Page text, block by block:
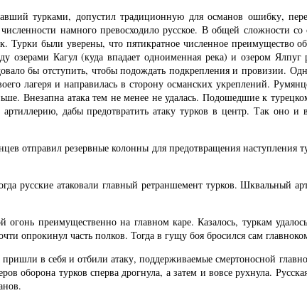
турками, допустил традиционную для османов ошибку,
намного превосходило русское. В общей сложности
Турки были уверены, что пятикратное численное
озерами Кагул (куда впадает одноименная река) и озером
бы отступить, чтобы подождать подкрепления и провизии.
лагеря и направилась в сторону османских укреплений.
Внезапна атака тем не менее не удалась. Подошедшие к
дабы предотвратить атаку турков в центр. Так оно
отправил резервные колонны для предотвращения
русские атаковали главный ретраншемент турков.
огонь преимущественно на главном каре. Казалось, туркам
опрокинул часть полков. Тогда в гущу боя бросился сам
в себя и отбили атаку, поддерживаемые смертоносной
оборона турков сперва дрогнула, а затем и вовсе рухнула.